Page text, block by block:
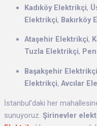
Kadıköy Elektrikçi,
Elektrikçi, Bakırköy
Ataşehir Elektrikçi,
Tuzla Elektrikçi,
Başakşehir Elektrikçi
Elektrikçi, Avcılar
İstanbul’daki her
sunuyoruz. Şirinevler